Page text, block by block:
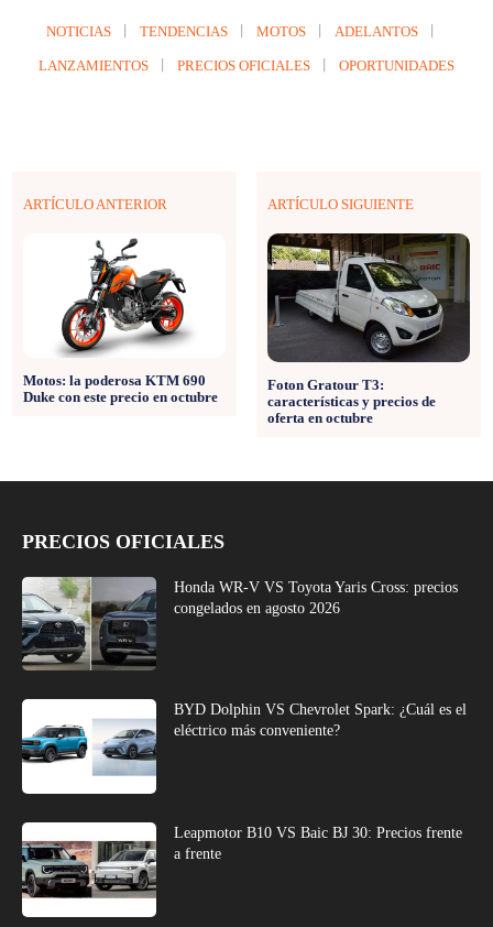
NOTICIAS TENDENCIAS MOTOS ADELANTOS
LANZAMIENTOS PRECIOS OFICIALES OPORTUNIDADES
ARTÍCULO ANTERIOR
Motos: la poderosa KTM 690
Duke con este precio en octubre
ARTÍCULO SIGUIENTE
Foton Gratour T3:
características y precios de
oferta en octubre
PRECIOS OFICIALES
Honda WR-V VS Toyota Yaris Cross: precios
congelados en agosto 2026
BYD Dolphin VS Chevrolet Spark: ¿Cuál es el
eléctrico más conveniente?
Leapmotor B10 VS Baic BJ 30: Precios frente
a frente